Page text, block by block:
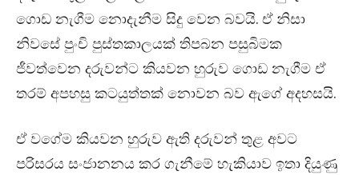
ගොඩ නැගීම නොදැනීම සිදු වෙන බවයි. ඒ නිසා
නිවසේ පුංචි පුස්තකාලයක් තිපබන පසුබිමක
ජීවත්වෙන දරුවන්ට කියවන හුරුව ගොඩ නැගීම ඒ
තරම් අපහසු කටයුත්තක් නොවන බව ඇගේ අදහසයි.
ඒ වගේම කියවන හුරුව ඇති දරුවන් තුළ අවට
පරිසරය සංජානනය කර ගැනීමේ හැකියාව ඉතා දියුණු